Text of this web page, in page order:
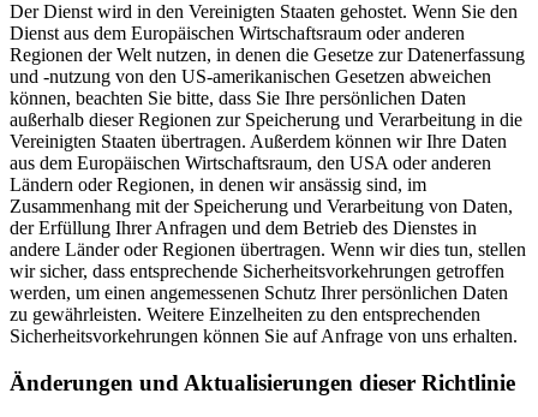
Der Dienst wird in den Vereinigten Staaten gehostet. Wenn Sie den
Dienst aus dem Europäischen Wirtschaftsraum oder anderen
Regionen der Welt nutzen, in denen die Gesetze zur Datenerfassung
und -nutzung von den US-amerikanischen Gesetzen abweichen
können, beachten Sie bitte, dass Sie Ihre persönlichen Daten
außerhalb dieser Regionen zur Speicherung und Verarbeitung in die
Vereinigten Staaten übertragen. Außerdem können wir Ihre Daten
aus dem Europäischen Wirtschaftsraum, den USA oder anderen
Ländern oder Regionen, in denen wir ansässig sind, im
Zusammenhang mit der Speicherung und Verarbeitung von Daten,
der Erfüllung Ihrer Anfragen und dem Betrieb des Dienstes in
andere Länder oder Regionen übertragen. Wenn wir dies tun, stellen
wir sicher, dass entsprechende Sicherheitsvorkehrungen getroffen
werden, um einen angemessenen Schutz Ihrer persönlichen Daten
zu gewährleisten. Weitere Einzelheiten zu den entsprechenden
Sicherheitsvorkehrungen können Sie auf Anfrage von uns erhalten.
Änderungen und Aktualisierungen dieser Richtlinie